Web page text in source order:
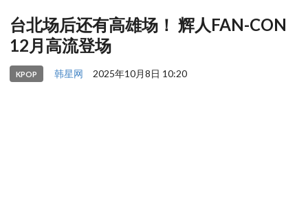
台北场后还有高雄场！ 辉人FAN-CON
12月高流登场
KPOP 韩星网 2025年10月8日 10:20